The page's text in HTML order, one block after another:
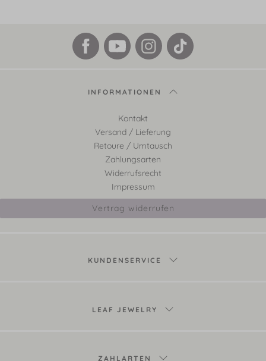
INFORMATIONEN
Kontakt
Versand / Lieferung
Retoure / Umtausch
Zahlungsarten
Widerrufsrecht
Impressum
Vertrag widerrufen
KUNDENSERVICE
LEAF JEWELRY
ZAHLARTEN